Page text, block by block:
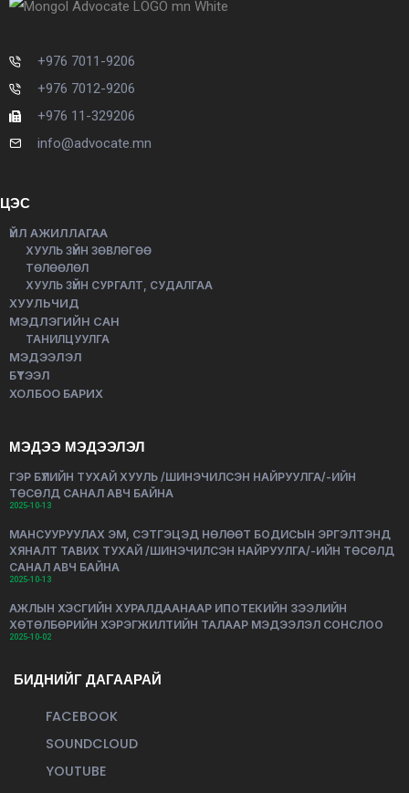
+976 7011-9206
+976 7012-9206
+976 11-329206
info@advocate.mn
ЦЭС
ҮЙЛ АЖИЛЛАГАА
ХУУЛЬ ЗҮЙН ЗӨВЛӨГӨӨ
ТӨЛӨӨЛӨЛ
ХУУЛЬ ЗҮЙН СУРГАЛТ, СУДАЛГАА
ХУУЛЬЧИД
МЭДЛЭГИЙН САН
ТАНИЛЦУУЛГА
МЭДЭЭЛЭЛ
БҮТЭЭЛ
ХОЛБОО БАРИХ
МЭДЭЭ МЭДЭЭЛЭЛ
ГЭР БҮЛИЙН ТУХАЙ ХУУЛЬ /ШИНЭЧИЛСЭН НАЙРУУЛГА/-ИЙН
ТӨСӨЛД САНАЛ АВЧ БАЙНА
2025-10-13
МАНСУУРУУЛАХ ЭМ, СЭТГЭЦЭД НӨЛӨӨТ БОДИСЫН ЭРГЭЛТЭНД
ХЯНАЛТ ТАВИХ ТУХАЙ /ШИНЭЧИЛСЭН НАЙРУУЛГА/-ИЙН ТӨСӨЛД
САНАЛ АВЧ БАЙНА
2025-10-13
АЖЛЫН ХЭСГИЙН ХУРАЛДААНААР ИПОТЕКИЙН ЗЭЭЛИЙН
ХӨТӨЛБӨРИЙН ХЭРЭГЖИЛТИЙН ТАЛААР МЭДЭЭЛЭЛ СОНСЛОО
2025-10-02
БИДНИЙГ ДАГААРАЙ
FACEBOOK
SOUNDCLOUD
YOUTUBE